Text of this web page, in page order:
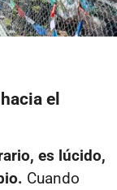
el
es lúcido,
Cuando